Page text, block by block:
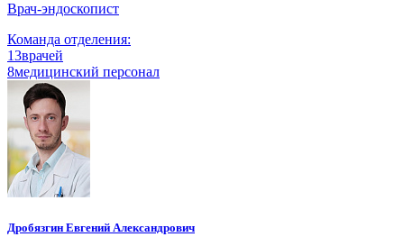
Врач-эндоскопист
Команда отделения:
13врачей
8медицинский персонал
Дробязгин Евгений Александрович